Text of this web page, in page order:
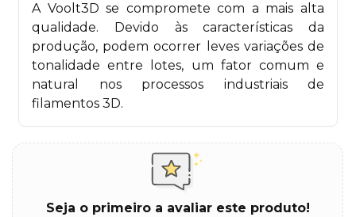
A Voolt3D se compromete com a mais alta
qualidade. Devido às características da
produção, podem ocorrer leves variações de
tonalidade entre lotes, um fator comum e
natural nos processos industriais de
filamentos 3D.
Seja o primeiro a avaliar este produto!